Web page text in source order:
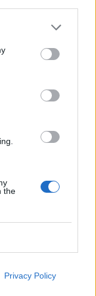
the
Privacy Policy